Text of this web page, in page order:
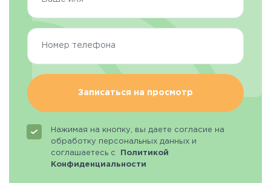
Записаться на просмотр
Нажимая на кнопку, вы даете согласие на
обработку персональных данных и
соглашаетесь с
Политикой
Конфиденциальности